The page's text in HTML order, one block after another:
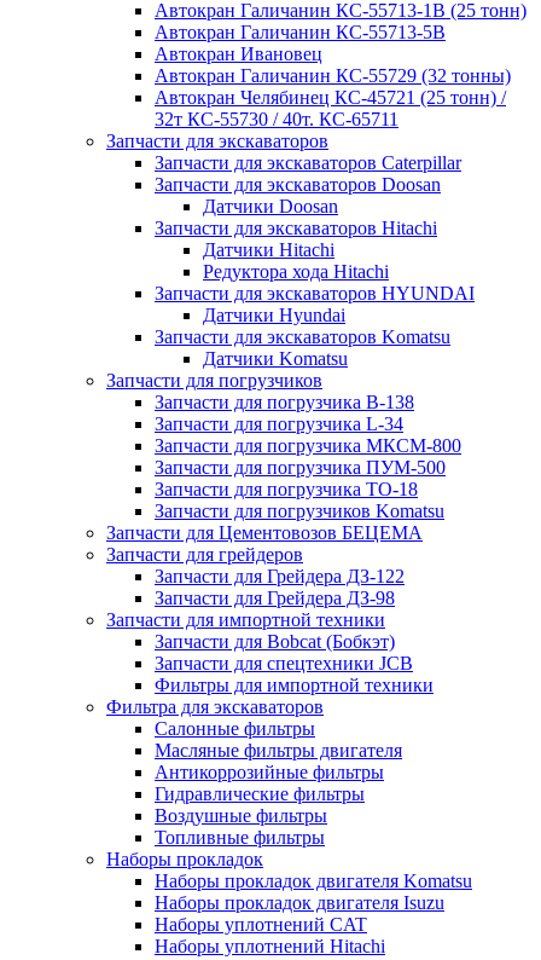
Автокран Галичанин КС-55713-1В (25 тонн)
Автокран Галичанин КС-55713-5В
Автокран Ивановец
Автокран Галичанин КС-55729 (32 тонны)
Автокран Челябинец КС-45721 (25 тонн) /
32т КС-55730 / 40т. КС-65711
Запчасти для экскаваторов
Запчасти для экскаваторов Caterpillar
Запчасти для экскаваторов Doosan
Датчики Doosan
Запчасти для экскаваторов Hitachi
Датчики Hitachi
Редуктора хода Hitachi
Запчасти для экскаваторов HYUNDAI
Датчики Hyundai
Запчасти для экскаваторов Komatsu
Датчики Komatsu
Запчасти для погрузчиков
Запчасти для погрузчика B-138
Запчасти для погрузчика L-34
Запчасти для погрузчика МКСМ-800
Запчасти для погрузчика ПУМ-500
Запчасти для погрузчика ТО-18
Запчасти для погрузчиков Komatsu
Запчасти для Цементовозов БЕЦЕМА
Запчасти для грейдеров
Запчасти для Грейдера ДЗ-122
Запчасти для Грейдера ДЗ-98
Запчасти для импортной техники
Запчасти для Bobcat (Бобкэт)
Запчасти для спецтехники JCB
Фильтры для импортной техники
Фильтра для экскаваторов
Салонные фильтры
Масляные фильтры двигателя
Антикоррозийные фильтры
Гидравлические фильтры
Воздушные фильтры
Топливные фильтры
Наборы прокладок
Наборы прокладок двигателя Komatsu
Наборы прокладок двигателя Isuzu
Наборы уплотнений CAT
Наборы уплотнений Hitachi